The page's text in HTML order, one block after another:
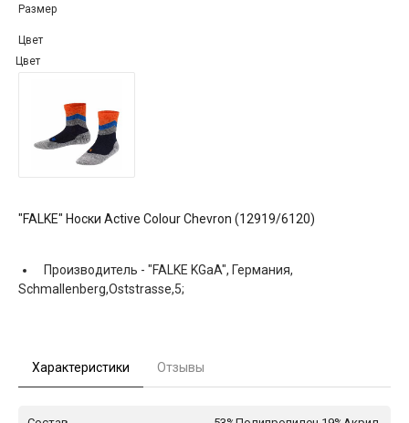
Размер
Цвет
Цвет
"FALKE" Носки Active Colour Chevron (12919/6120)
Производитель - "FALKE KGaA", Германия,
Schmallenberg,Oststrasse,5;
Характеристики Отзывы